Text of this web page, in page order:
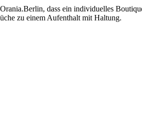
dass ein individuelles
zu einem Aufenthalt mit Haltung.